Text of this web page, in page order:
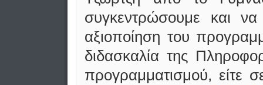
συγκεντρώσουμε και
αξιοποίηση του
διδασκαλία της
προγραμματισμού, είτε